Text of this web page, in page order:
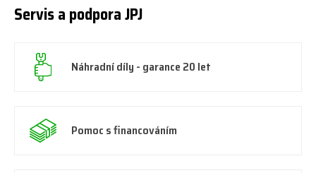
Servis a podpora JPJ
Náhradní díly - garance 20 let
Pomoc s financováním